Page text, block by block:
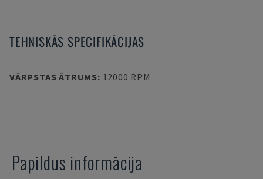
TEHNISKĀS SPECIFIKĀCIJAS
VĀRPSTAS ĀTRUMS: 12000 RPM
Papildus informācija